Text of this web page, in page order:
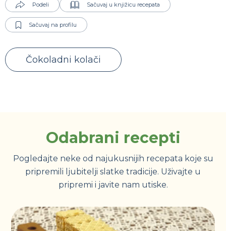
Podeli Sačuvaj u knjižicu recepata
Sačuvaj na profilu
Čokoladni kolači
Odabrani recepti
Pogledajte neke od najukusnijih recepata koje su
pripremili ljubitelji slatke tradicije. Uživajte u
pripremi i javite nam utiske.